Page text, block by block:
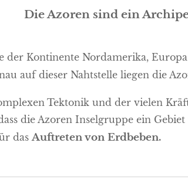
Die Azoren sind ein
der Kontinente Nordamerika,
auf dieser Nahtstelle liegen die
Tektonik und der vielen
die Azoren Inselgruppe ein
dasAuftreten von Erdbeben.